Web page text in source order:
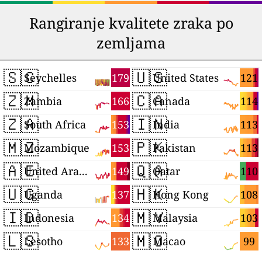
Rangiranje kvalitete zraka po
zemljama
🇸🇨 179
Seychelles
🇿🇲 166
Zambia
🇿🇦 153
South Africa
🇲🇿 153
Mozambique
🇦🇪 149
United Arab Emirates
🇺🇬 137
Uganda
🇮🇩 134
Indonesia
🇱🇸 133
Lesotho
🇺🇸 121
United States
🇨🇦 114
Canada
🇮🇳 113
India
🇵🇰 113
Pakistan
🇶🇦 110
Qatar
🇭🇰 108
Hong Kong
🇲🇾 103
Malaysia
🇲🇴 99
Macao